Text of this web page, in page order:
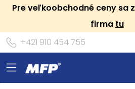
Pre veľkoobchodné ceny sa
firma tu
+421 910 454 755